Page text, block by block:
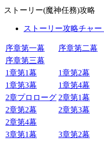
ストーリー(魔神任務)攻略
ストーリー攻略チャー
序章第一幕
序章第二幕
序章第三幕
1章第1幕
1章第2幕
1章第3幕
1章第4幕
2章プロローグ 2章第1幕
2章第2幕
2章第3幕
2章第4幕
3章第1幕
3章第2幕